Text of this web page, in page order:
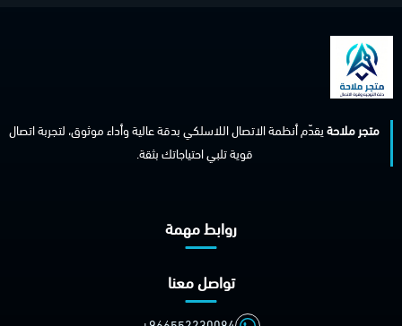
متجر ملاحةيقدّم أنظمة الاتصال اللاسلكي بدقة عالية وأداء موثوق، لتجربة اتصال
قوية تلبي احتياجاتك بثقة.
روابط مهمة
تواصل معنا